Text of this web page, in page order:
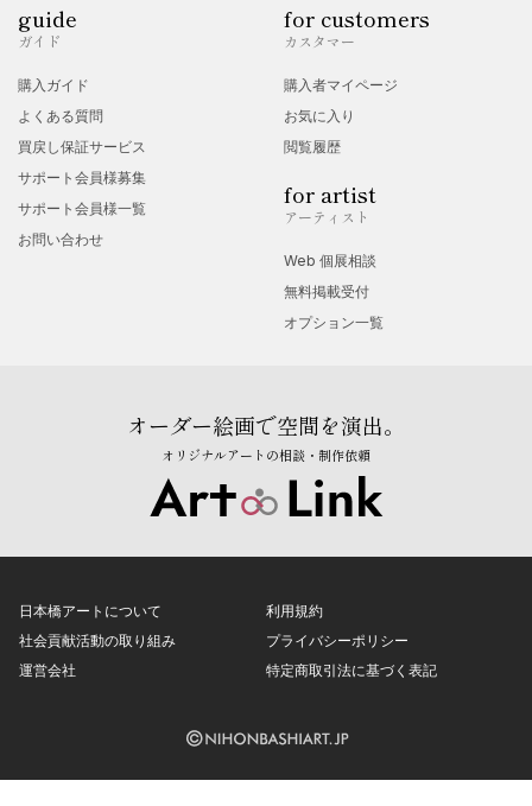
guide
ガイド
購入ガイド
よくある質問
買戻し保証サービス
サポート会員様募集
サポート会員様一覧
お問い合わせ
for customers
カスタマー
購入者マイページ
お気に入り
閲覧履歴
for artist
アーティスト
Web 個展相談
無料掲載受付
オプション一覧
オーダー絵画で空間を演出。
オリジナルアートの相談・制作依頼
日本橋アートについて
社会貢献活動の取り組み
運営会社
利用規約
プライバシーポリシー
特定商取引法に基づく表記